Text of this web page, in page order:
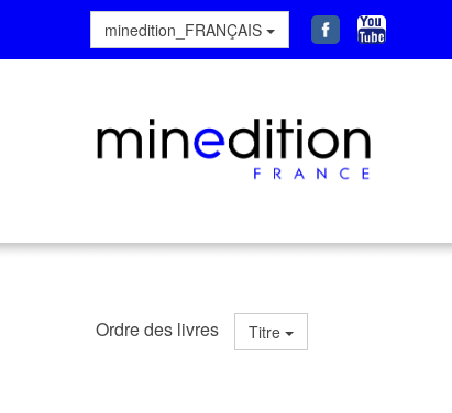
minedition_FRANÇAIS
Ordre des livres Titre